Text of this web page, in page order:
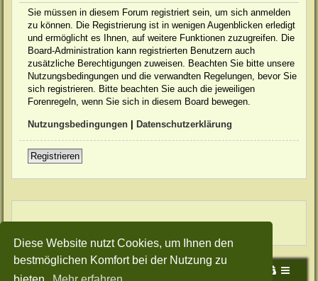
Diese Website nutzt Cookies, um Ihnen den
bestmöglichen Komfort bei der Nutzung zu
Sie müssen in diesem Forum registriert sein, um sich anmelden
zu können. Die Registrierung ist in wenigen Augenblicken erledigt
und ermöglicht es Ihnen, auf weitere Funktionen zuzugreifen. Die
Board-Administration kann registrierten Benutzern auch
zusätzliche Berechtigungen zuweisen. Beachten Sie bitte unsere
Nutzungsbedingungen und die verwandten Regelungen, bevor Sie
sich registrieren. Bitte beachten Sie auch die jeweiligen
Forenregeln, wenn Sie sich in diesem Board bewegen.
Nutzungsbedingungen | Datenschutzerklärung
Registrieren